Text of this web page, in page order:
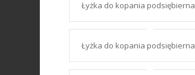
Łyżka do kopania podsiębierna
Łyżka do kopania podsiębierna